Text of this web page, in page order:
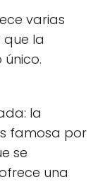
varias
la
la
famosa por
se
una